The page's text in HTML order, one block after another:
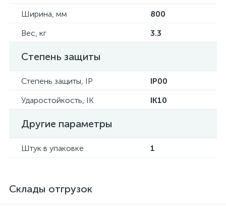
Ширина, мм
800
Вес, кг
3.3
Степень защиты
Степень защиты, IP
IP00
Ударостойкость, IK
IK10
Другие параметры
Штук в упаковке 1
Склады отгрузок